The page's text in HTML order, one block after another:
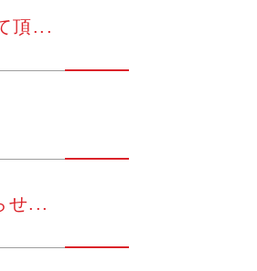
頂...
せ...